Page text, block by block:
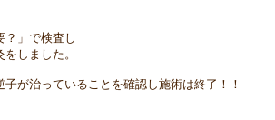
？」で検査し
しました。
が治っていることを確認し施術は終了！！